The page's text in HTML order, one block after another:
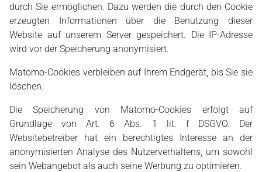
durch Sie ermöglichen. Dazu werden die durch den Cookie
erzeugten Informationen über die Benutzung dieser
Website auf unserem Server gespeichert. Die IP-Adresse
wird vor der Speicherung anonymisiert.
Matomo-Cookies verbleiben auf Ihrem Endgerät, bis Sie sie
löschen.
Die Speicherung von Matomo-Cookies erfolgt auf
Grundlage von Art. 6 Abs. 1 lit. f DSGVO. Der
Websitebetreiber hat ein berechtigtes Interesse an der
anonymisierten Analyse des Nutzerverhaltens, um sowohl
sein Webangebot als auch seine Werbung zu optimieren.